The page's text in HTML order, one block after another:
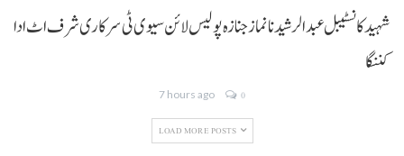
شہید کانسٹیبل عبدالرشید نا نماز جنازہ پولیس لائن سیوی ٹی سرکاری شرف اٹ ادا
کننگا
7 hours ago 0
LOAD MORE POSTS